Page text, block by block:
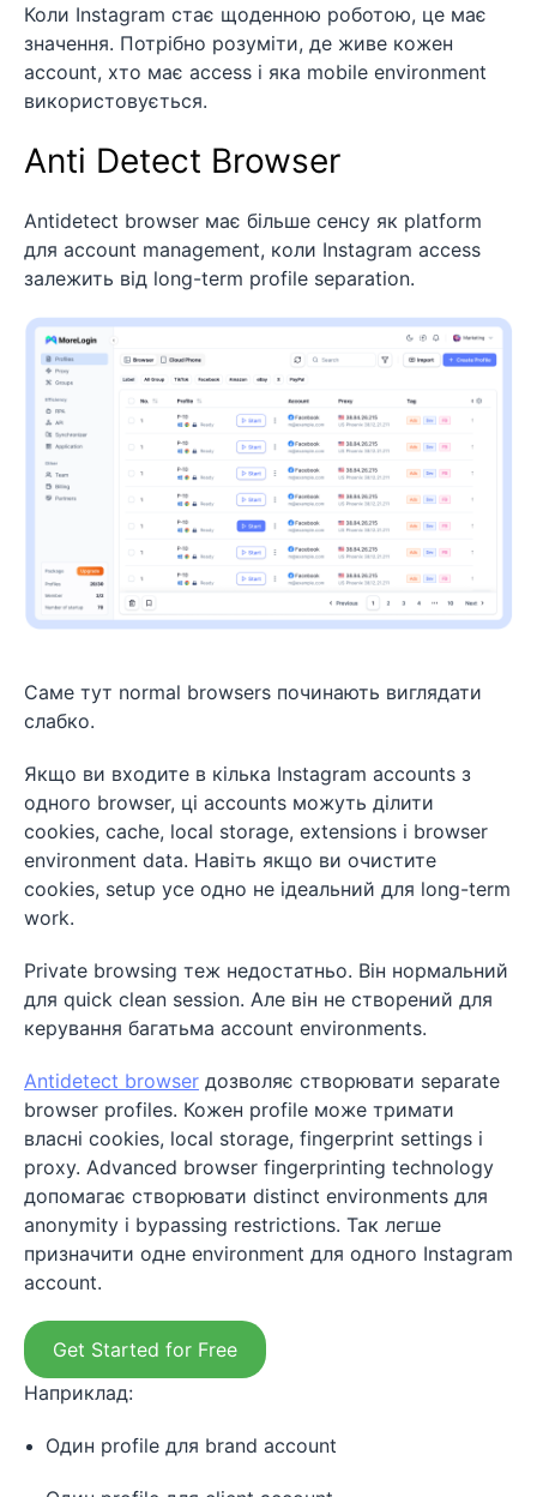
Коли Instagram стає щоденною роботою, це має
значення. Потрібно розуміти, де живе кожен
account, хто має access і яка mobile environment
використовується.
Anti Detect Browser
Antidetect browser має більше сенсу як platform
для account management, коли Instagram access
залежить від long-term profile separation.
Саме тут normal browsers починають виглядати
слабко.
Якщо ви входите в кілька Instagram accounts з
одного browser, ці accounts можуть ділити
cookies, cache, local storage, extensions і browser
environment data. Навіть якщо ви очистите
cookies, setup усе одно не ідеальний для long-term
work.
Private browsing теж недостатньо. Він нормальний
для quick clean session. Але він не створений для
керування багатьма account environments.
Antidetect browser дозволяє створювати separate
browser profiles. Кожен profile може тримати
власні cookies, local storage, fingerprint settings і
proxy. Advanced browser fingerprinting technology
допомагає створювати distinct environments для
anonymity і bypassing restrictions. Так легше
призначити одне environment для одного Instagram
account.
Get Started for Free
Наприклад:
Один profile для brand account